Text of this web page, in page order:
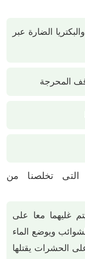
الضارة عبر
المحرجة
تخلصنا من
غليهما معا على
ويوضع الماء
الحشرات يقتلها